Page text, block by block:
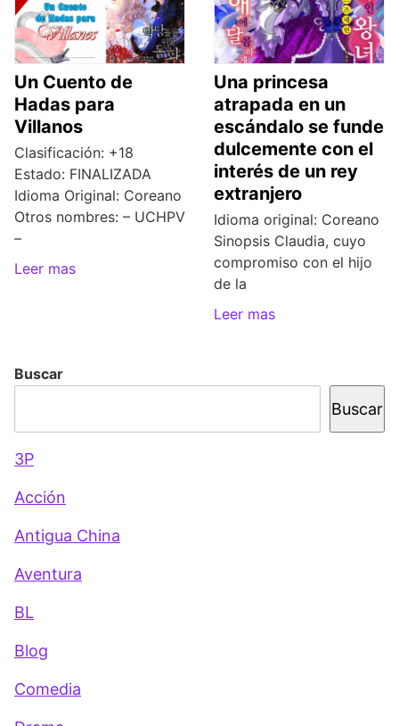
Un Cuento de
Hadas para
Villanos
Clasificación: +18
Estado: FINALIZADA
Idioma Original: Coreano
Otros nombres: – UCHPV
–
Leer mas
Una princesa
atrapada en un
escándalo se funde
dulcemente con el
interés de un rey
extranjero
Idioma original: Coreano
Sinopsis Claudia, cuyo
compromiso con el hijo
de la
Leer mas
Buscar
Buscar
3P
Acción
Antigua China
Aventura
BL
Blog
Comedia